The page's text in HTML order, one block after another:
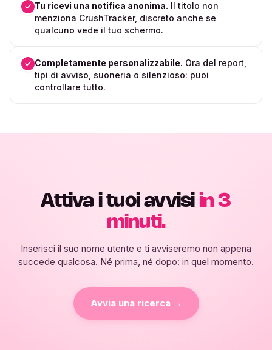
Tu ricevi una notifica anonima. Il titolo non
menziona CrushTracker, discreto anche se
qualcuno vede il tuo schermo.
Completamente personalizzabile. Ora del report,
tipi di avviso, suoneria o silenzioso: puoi
controllare tutto.
Attiva i tuoi avvisi in 3
minuti.
Inserisci il suo nome utente e ti avviseremo non appena
succede qualcosa. Né prima, né dopo: in quel momento.
Avvia una ricerca →